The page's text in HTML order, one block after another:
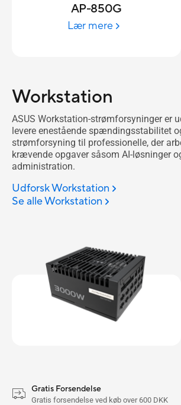
AP-850G
Lær mere
Workstation
ASUS Workstation-strømforsyninger er
levere enestående spændingsstabilitet
strømforsyning til professionelle, der
krævende opgaver såsom AI-løsninger
administration.
Udforsk Workstation
Se alle Workstation
Gratis Forsendelse
Gratis forsendelse ved køb over 600 DKK